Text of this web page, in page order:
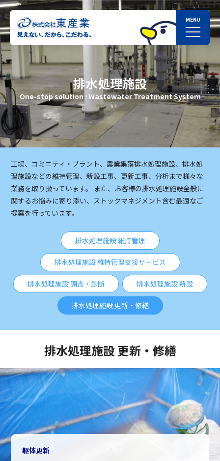
排水処理施設
One-stop solution : Wastewater Treatment System
工場、コミニティ・プラント、農業集落排水処理施設、排水処
理施設などの維持管理、新設工事、更新工事、分析まで様々な
業務を取り扱っています。
また、お客様の排水処理施設全般に
関するお悩みに寄り添い、ストックマネジメント含む最適なご
提案を行っています。
排水処理施設 維持管理
排水処理施設 維持管理支援サービス
排水処理施設 調査・診断 排水処理施設 新設
排水処理施設 更新・修繕
排水処理施設 更新・修繕
躯体更新